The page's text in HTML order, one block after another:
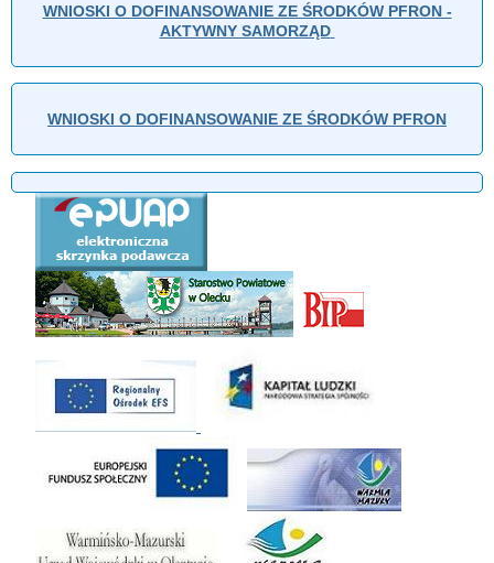
WNIOSKI O DOFINANSOWANIE ZE ŚRODKÓW PFRON -
AKTYWNY SAMORZĄD
WNIOSKI O DOFINANSOWANIE ZE ŚRODKÓW PFRON